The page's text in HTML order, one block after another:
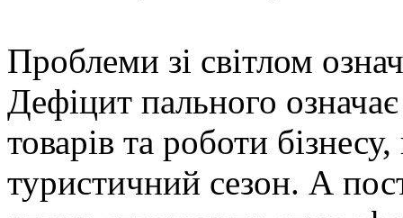
Проблеми зі світлом
Дефіцит пального
товарів та роботи
туристичний сезон. А